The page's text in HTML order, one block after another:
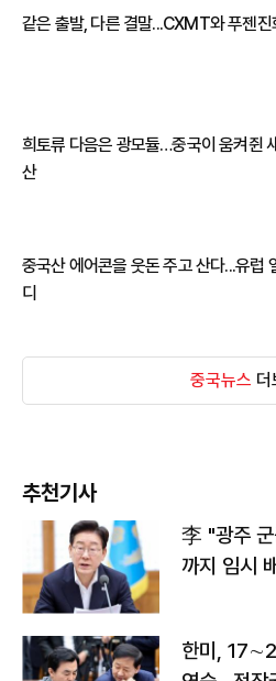
같은 출발, 다른 결말...CXMT와 푸젠진
희토류 다음은 광모듈…중국이 움켜쥔
산
중국산 에어콘을 웃돈 주고 산다...유럽
디
중국뉴스 더
추천기사
李 "광주
까지 임시
한미,